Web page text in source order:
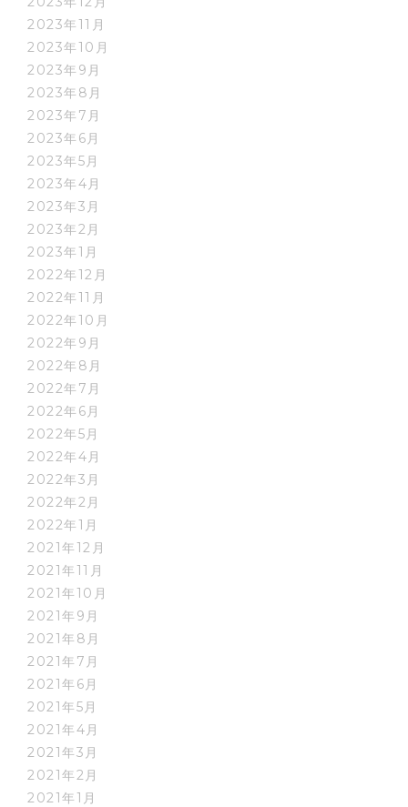
2023年11月
2023年10月
2023年9月
2023年8月
2023年7月
2023年6月
2023年5月
2023年4月
2023年3月
2023年2月
2023年1月
2022年12月
2022年11月
2022年10月
2022年9月
2022年8月
2022年7月
2022年6月
2022年5月
2022年4月
2022年3月
2022年2月
2022年1月
2021年12月
2021年11月
2021年10月
2021年9月
2021年8月
2021年7月
2021年6月
2021年5月
2021年4月
2021年3月
2021年2月
2021年1月